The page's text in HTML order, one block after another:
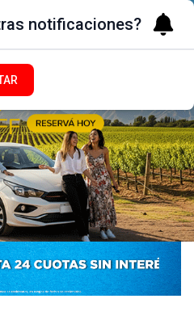
notificaciones?